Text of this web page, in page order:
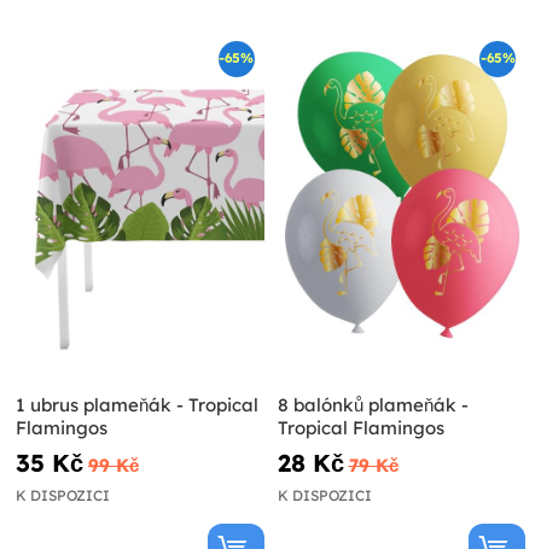
-65%
1 ubrus plameňák - Tropical
Flamingos
35 Kč 99 Kč
K DISPOZICI
-65%
8 balónků plameňák -
Tropical Flamingos
28 Kč 79 Kč
K DISPOZICI